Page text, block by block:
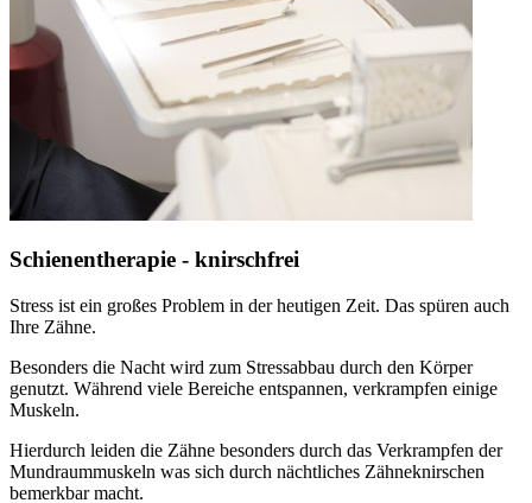
Schienentherapie - knirschfrei
Stress ist ein großes Problem in der heutigen Zeit. Das spüren auch
Ihre Zähne.
Besonders die Nacht wird zum Stressabbau durch den Körper
genutzt. Während viele Bereiche entspannen, verkrampfen einige
Muskeln.
Hierdurch leiden die Zähne besonders durch das Verkrampfen der
Mundraummuskeln was sich durch nächtliches Zähneknirschen
bemerkbar macht.